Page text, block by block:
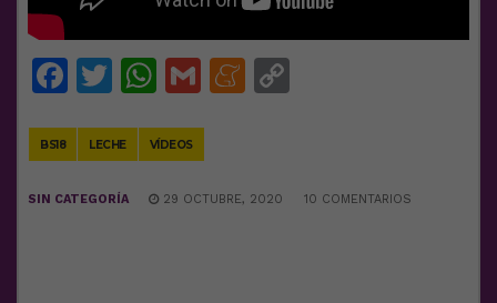
Facebook
Twitter
WhatsApp
GmailMeneame
BS18 LECHE VÍDEOS
SIN CATEGORÍA 29 OCTUBRE, 2020 10 COMENTARIOS